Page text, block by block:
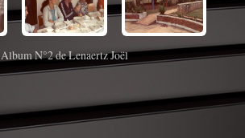
Album N°2 de Lenaertz Joël